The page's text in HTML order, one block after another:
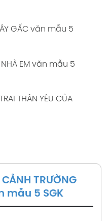
GẤC văn mẫu 5
EM văn mẫu 5
THÂN YÊU CỦA
TRƯỜNG
mẫu 5 SGK